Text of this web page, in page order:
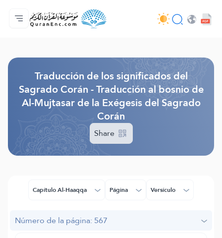
Página principal
Índice de traducciones
Audio
Servicios de desarrolladores - API
Sobre el proyecto
Contáctanos
Idioma
Traducción de los significados del
Sagrado Corán - Traducción al bosnio de
Al-Mujtasar de la Exégesis del Sagrado
Corán
Share
Capítulo Al-Haaqqa Página Versículo
Número de la página: 567